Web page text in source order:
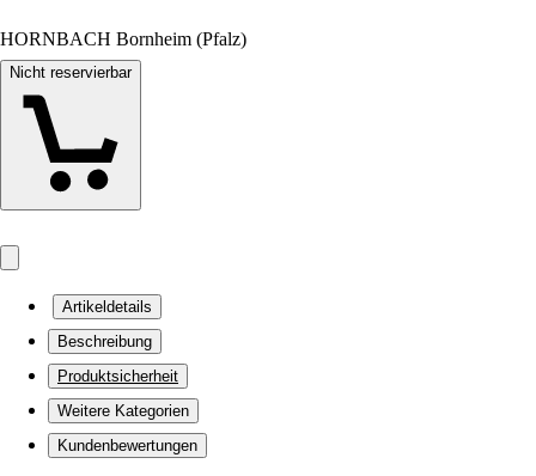
HORNBACH Bornheim (Pfalz)
Nicht reservierbar
Artikeldetails
Beschreibung
Produktsicherheit
Weitere Kategorien
Kundenbewertungen